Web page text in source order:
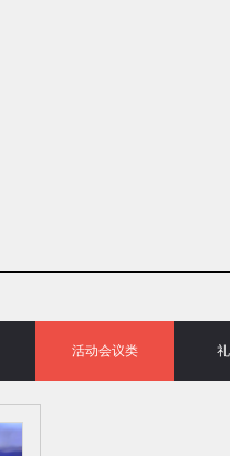
活动会议类